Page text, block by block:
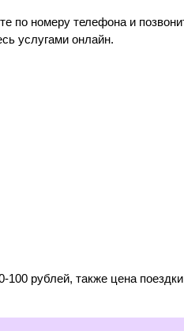
по номеру телефона и
услугами онлайн.
100 рублей, также цена поездки